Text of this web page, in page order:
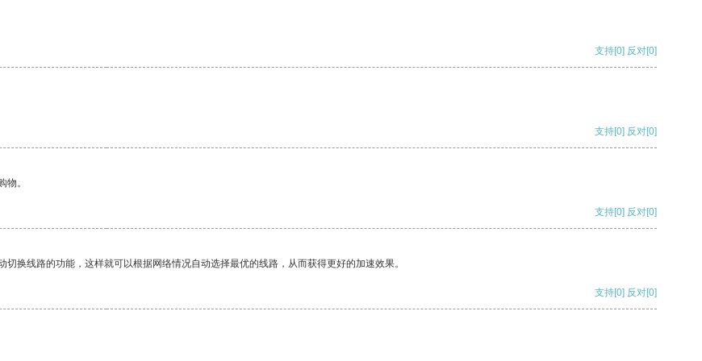
支持[0] 反对[0]
支持[0] 反对[0]
。
支持[0] 反对[0]
换线路的功能，这样就可以根据网络情况自动选择最优的线路，从而获得更好的加速效果。
支持[0] 反对[0]